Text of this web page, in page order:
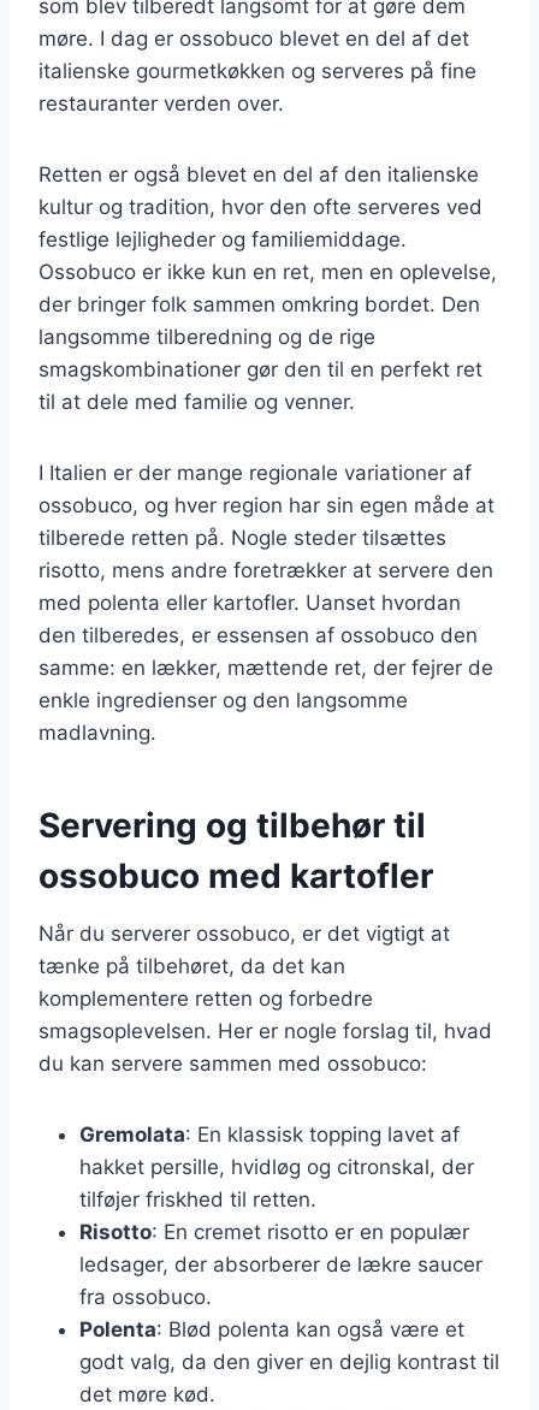
som blev tilberedt langsomt for at gøre dem
møre. I dag er ossobuco blevet en del af det
italienske gourmetkøkken og serveres på fine
restauranter verden over.
Retten er også blevet en del af den italienske
kultur og tradition, hvor den ofte serveres ved
festlige lejligheder og familiemiddage.
Ossobuco er ikke kun en ret, men en oplevelse,
der bringer folk sammen omkring bordet. Den
langsomme tilberedning og de rige
smagskombinationer gør den til en perfekt ret
til at dele med familie og venner.
I Italien er der mange regionale variationer af
ossobuco, og hver region har sin egen måde at
tilberede retten på. Nogle steder tilsættes
risotto, mens andre foretrækker at servere den
med polenta eller kartofler. Uanset hvordan
den tilberedes, er essensen af ossobuco den
samme: en lækker, mættende ret, der fejrer de
enkle ingredienser og den langsomme
madlavning.
Servering og tilbehør til
ossobuco med kartofler
Når du serverer ossobuco, er det vigtigt at
tænke på tilbehøret, da det kan
komplementere retten og forbedre
smagsoplevelsen. Her er nogle forslag til, hvad
du kan servere sammen med ossobuco:
Gremolata: En klassisk topping lavet af
hakket persille, hvidløg og citronskal, der
tilføjer friskhed til retten.
Risotto: En cremet risotto er en populær
ledsager, der absorberer de lækre saucer
fra ossobuco.
Polenta: Blød polenta kan også være et
godt valg, da den giver en dejlig kontrast til
det møre kød.